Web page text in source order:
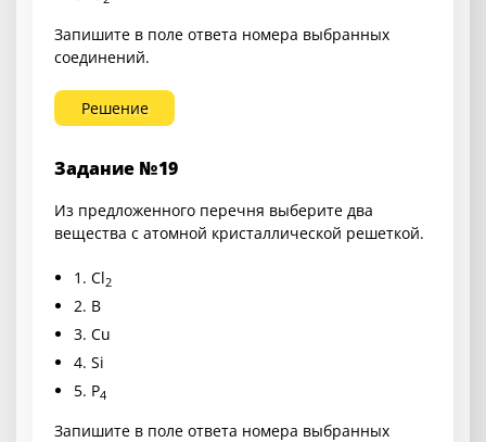
Запишите в поле ответа номера выбранных
соединений.
Решение
Задание №19
Из предложенного перечня выберите два
вещества с атомной кристаллической решеткой.
1. Cl2
2. B
3. Cu
4. Si
5. P4
Запишите в поле ответа номера выбранных